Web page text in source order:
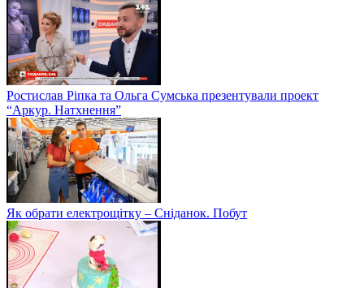
Ростислав Ріпка та Ольга Сумська презентували проект
“Аркур. Натхнення”
Як обрати електрощітку – Сніданок. Побут